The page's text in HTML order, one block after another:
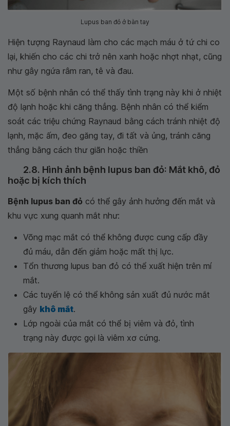
Lupus ban đỏ ở bàn tay
Hiện tượng Raynaud làm cho các mạch máu ở tứ chi co
lại, khiến cho các chi trở nên xanh hoặc nhợt nhạt, cũng
như gây ngứa râm ran, tê và đau.
Một số bệnh nhân có thể thấy tình trạng này khi ở nhiệt
độ lạnh hoặc khi căng thẳng. Bệnh nhân có thể kiểm
soát các triệu chứng Raynaud bằng cách tránh nhiệt độ
lạnh, mặc ấm, đeo găng tay, đi tất và ủng, tránh căng
thẳng bằng cách thư giãn hoặc thiền
2.8. Hình ảnh bệnh lupus ban đỏ: Mắt khô, đỏ
hoặc bị kích thích
Bệnh lupus ban đỏ có thể gây ảnh hưởng đến mắt và
khu vực xung quanh mắt như:
Võng mạc mắt có thể không được cung cấp đầy
đủ máu, dẫn đến giảm hoặc mất thị lực.
Tổn thương lupus ban đỏ có thể xuất hiện trên mí
mắt.
Các tuyến lệ có thể không sản xuất đủ nước mắt
gây khô mắt.
Lớp ngoài của mắt có thể bị viêm và đỏ, tình
trạng này được gọi là viêm xơ cứng.